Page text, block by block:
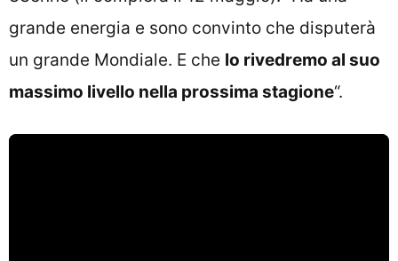
grande energia e sono convinto che disputerà
un grande Mondiale. E che lo rivedremo al suo
massimo livello nella prossima stagione“.